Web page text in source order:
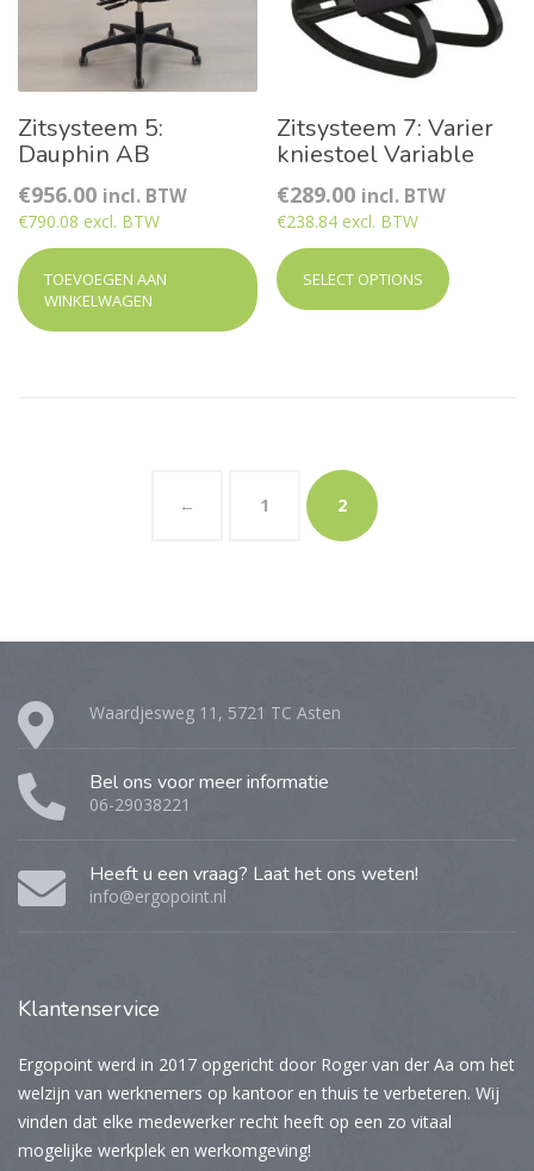
Zitsysteem 5:
Dauphin AB
€956.00 incl. BTW
€790.08 excl. BTW
TOEVOEGEN AAN
WINKELWAGEN
Zitsysteem 7: Varier
kniestoel Variable
€289.00 incl. BTW
€238.84 excl. BTW
SELECT OPTIONS
← 1 2
Waardjesweg 11, 5721 TC Asten
Bel ons voor meer informatie
06-29038221
Heeft u een vraag? Laat het ons weten!
info@ergopoint.nl
Klantenservice
Ergopoint werd in 2017 opgericht door Roger van der Aa om het
welzijn van werknemers op kantoor en thuis te verbeteren. Wij
vinden dat elke medewerker recht heeft op een zo vitaal
mogelijke werkplek en werkomgeving!